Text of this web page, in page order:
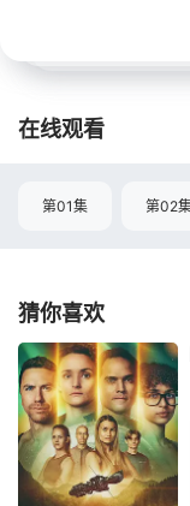
在线观看
第01集 第02
猜你喜欢